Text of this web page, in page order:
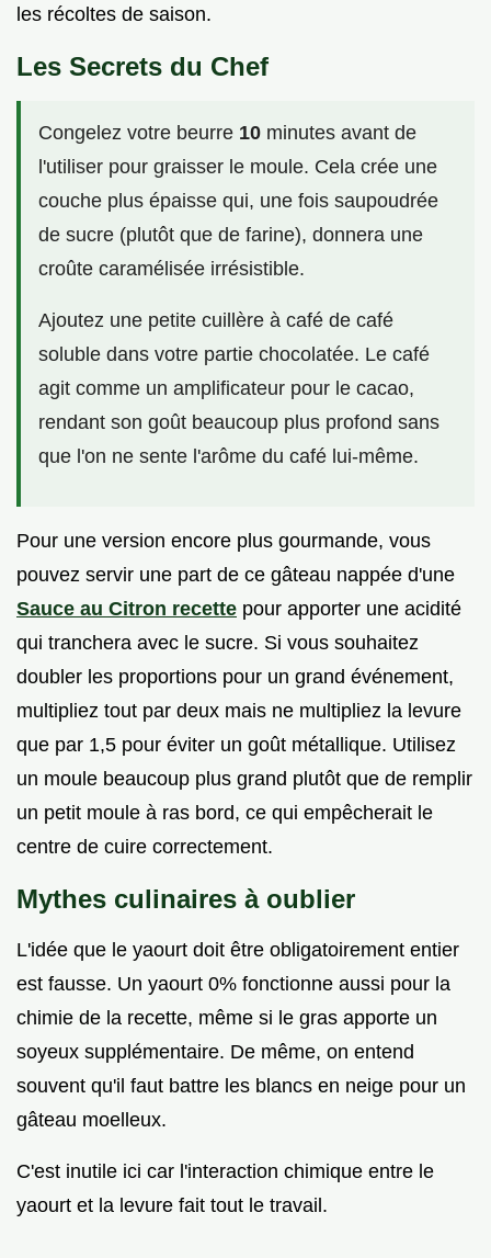
les récoltes de saison.
Les Secrets du Chef
Congelez votre beurre 10 minutes avant de
l'utiliser pour graisser le moule. Cela crée une
couche plus épaisse qui, une fois saupoudrée
de sucre (plutôt que de farine), donnera une
croûte caramélisée irrésistible.
Ajoutez une petite cuillère à café de café
soluble dans votre partie chocolatée. Le café
agit comme un amplificateur pour le cacao,
rendant son goût beaucoup plus profond sans
que l'on ne sente l'arôme du café lui-même.
Pour une version encore plus gourmande, vous
pouvez servir une part de ce gâteau nappée d'une
Sauce au Citron recette pour apporter une acidité
qui tranchera avec le sucre. Si vous souhaitez
doubler les proportions pour un grand événement,
multipliez tout par deux mais ne multipliez la levure
que par 1,5 pour éviter un goût métallique. Utilisez
un moule beaucoup plus grand plutôt que de remplir
un petit moule à ras bord, ce qui empêcherait le
centre de cuire correctement.
Mythes culinaires à oublier
L'idée que le yaourt doit être obligatoirement entier
est fausse. Un yaourt 0% fonctionne aussi pour la
chimie de la recette, même si le gras apporte un
soyeux supplémentaire. De même, on entend
souvent qu'il faut battre les blancs en neige pour un
gâteau moelleux.
C'est inutile ici car l'interaction chimique entre le
yaourt et la levure fait tout le travail.